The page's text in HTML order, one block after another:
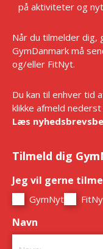
på aktiviteter og
Når du tilmelder dig,
GymDanmark må
og/eller FitNyt.
Du kan til enhver tid
klikke afmeld
Læs
Tilmeld dig
Jeg vil gerne
GymNyt
Navn